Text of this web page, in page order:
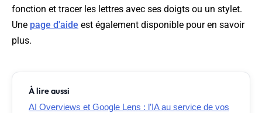
fonction et tracer les lettres avec ses doigts ou un stylet.
Une page d'aide est également disponible pour en savoir
plus.
À lire aussi
AI Overviews et Google Lens : l’IA au service de vos